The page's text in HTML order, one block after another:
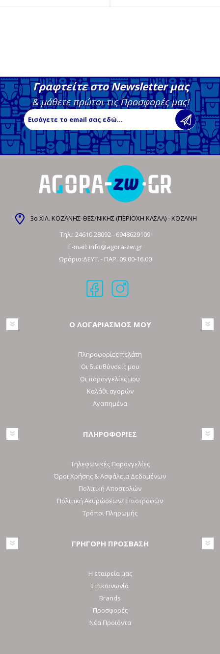
Γραφτείτε στο Newsletter μας
& μάθετε πρώτοι τις Προσφορές μας!
3ο ΧΙΛ. ΚΟΖΑΝΗΣ-ΘΕΣ/ΝΙΚΗΣ (ΠΕΡΙΟΧΗ ΚΑΣΛΑ) - ΚΟΖΑΝΗ
Τηλ.: 24610 28092- 6948629109
E-mail: info@agora-zw.gr
Ωράριο:ΔΕΥΤ. - ΠΑΡ. 09.00-16.00
Ο ΛΟΓΑΡΙΑΣΜΟΣ ΜΟΥ
Πληροφορίες πελάτη
Οι διευθύνσεις μου
Οι παραγγελίες μου
Καλάθι αγορών
Αγαπημένα
ΠΛΗΡΟΦΟΡΙΕΣ
Τηλεφωνικές Παραγγελίες
Όροι Χρήσης & Ασφάλεια Δεδομένων
Πολιτική Αποστολών
Πολιτική Ακυρώσεων/ Επιστροφών
Τρόποι Πληρωμής
ΓΡΗΓΟΡΗ ΠΡΟΣΒΑΣΗ
Η εταιρεία μας
Επικοινωνία
Brands
Προσφορές
Νέα Προϊόντα